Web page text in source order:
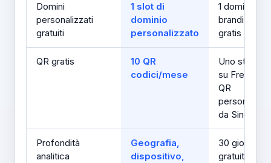
Domini
personalizzati
gratuiti
1 slot di
dominio
personalizzato
1 dominio
brandizzato
gratis
QR gratis
10 QR
codici/mese
Uno stile QR
su Free;
QR
da Single in
Profondità
analitica
Geografia,
dispositivo,
30 giorni
gratuiti/